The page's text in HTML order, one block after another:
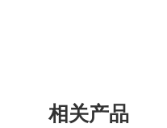
相关产品